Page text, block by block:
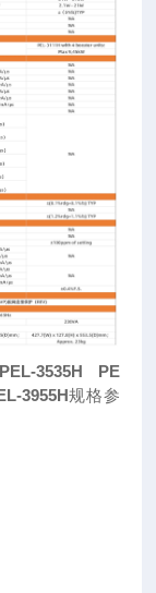
3535H PE
3955H规格参